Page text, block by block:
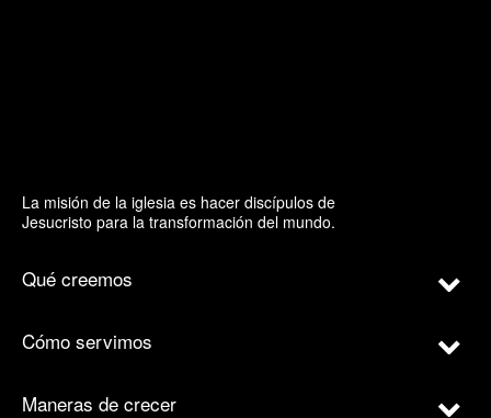
La misión de la iglesia es hacer discípulos de
Jesucristo para la transformación del mundo.
Qué creemos
Cómo servimos
Maneras de crecer